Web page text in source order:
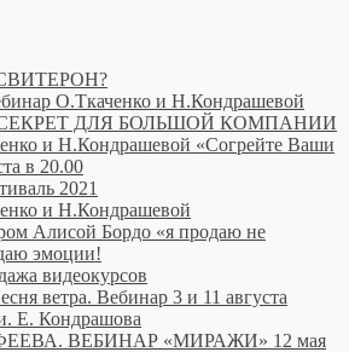
О.Ткаченко и Н.Кондрашевой
ДЛЯ БОЛЬШОЙ КОМПАНИИ
и Н.Кондрашевой «Согрейте Ваши
в 20.00
2021
и Н.Кондрашевой
Алисой Бордо «я продаю не
эмоции!
видеокурсов
ветра. Вебинар 3 и 11 августа
Е. Кондрашова
ВЕБИНАР «МИРАЖИ» 12 мая